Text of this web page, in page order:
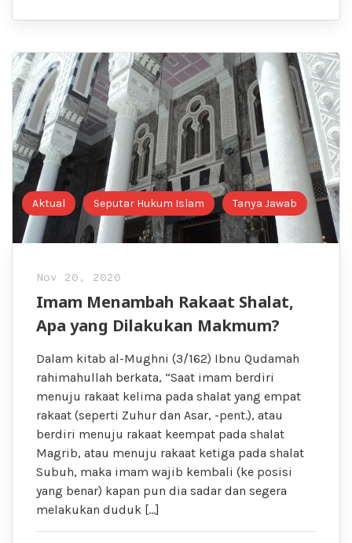
Aktual Seputar Hukum Islam Tanya Jawab
Nov 20, 2020
Imam Menambah Rakaat Shalat,
Apa yang Dilakukan Makmum?
Dalam kitab al-Mughni (3/162) Ibnu Qudamah
rahimahullah berkata, “Saat imam berdiri
menuju rakaat kelima pada shalat yang empat
rakaat (seperti Zuhur dan Asar, -pent.), atau
berdiri menuju rakaat keempat pada shalat
Magrib, atau menuju rakaat ketiga pada shalat
Subuh, maka imam wajib kembali (ke posisi
yang benar) kapan pun dia sadar dan segera
melakukan duduk […]